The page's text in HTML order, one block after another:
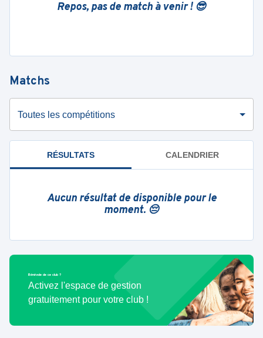
Repos, pas de match à venir ! 😎
Matchs
Toutes les compétitions
RÉSULTATS CALENDRIER
Aucun résultat de disponible pour le
moment. 😔
Bénévole de ce club ?
Activez l'espace de gestion
gratuitement pour votre club !